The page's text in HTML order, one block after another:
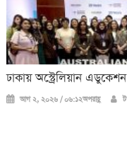
ঢাকায় অস্ট্রেলিয়ান
আগ ২, ২০২৬ / ০৬:১২অপরাহ্ণ